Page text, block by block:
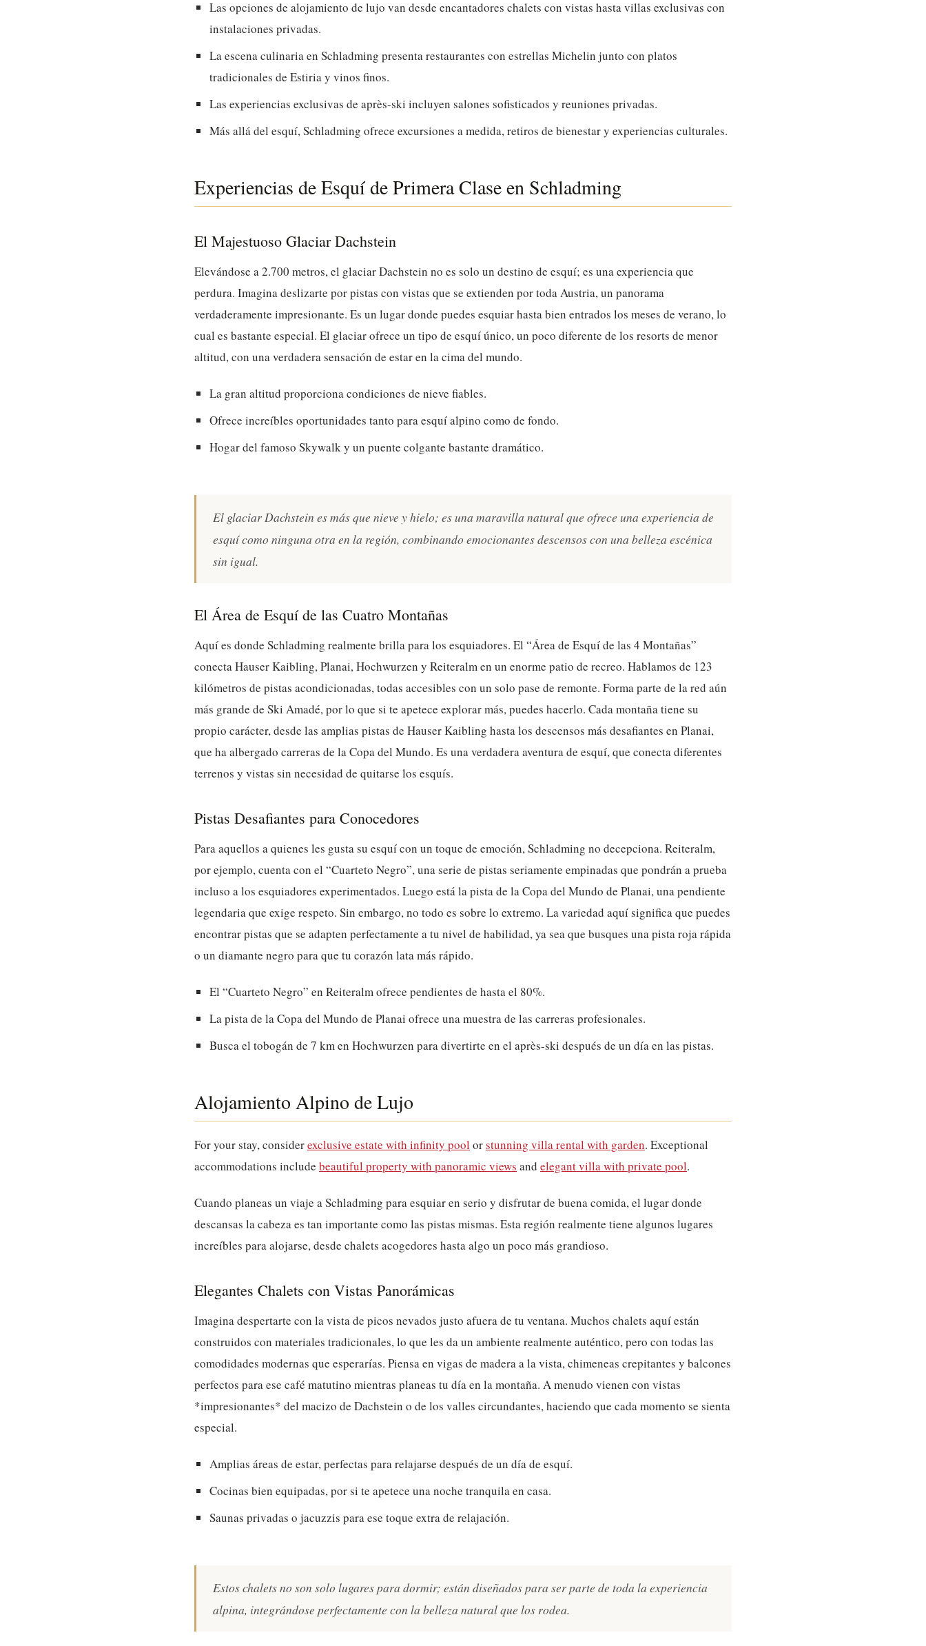
Las opciones de alojamiento de lujo van desde encantadores chalets con vistas hasta villas exclusivas con
instalaciones privadas.
La escena culinaria en Schladming presenta restaurantes con estrellas Michelin junto con platos
tradicionales de Estiria y vinos finos.
Las experiencias exclusivas de après-ski incluyen salones sofisticados y reuniones privadas.
Más allá del esquí, Schladming ofrece excursiones a medida, retiros de bienestar y experiencias culturales.
Experiencias de Esquí de Primera Clase en Schladming
El Majestuoso Glaciar Dachstein
Elevándose a 2.700 metros, el glaciar Dachstein no es solo un destino de esquí; es una experiencia que
perdura. Imagina deslizarte por pistas con vistas que se extienden por toda Austria, un panorama
verdaderamente impresionante. Es un lugar donde puedes esquiar hasta bien entrados los meses de verano, lo
cual es bastante especial. El glaciar ofrece un tipo de esquí único, un poco diferente de los resorts de menor
altitud, con una verdadera sensación de estar en la cima del mundo.
La gran altitud proporciona condiciones de nieve fiables.
Ofrece increíbles oportunidades tanto para esquí alpino como de fondo.
Hogar del famoso Skywalk y un puente colgante bastante dramático.
El glaciar Dachstein es más que nieve y hielo; es una maravilla natural que ofrece una experiencia de
esquí como ninguna otra en la región, combinando emocionantes descensos con una belleza escénica
sin igual.
El Área de Esquí de las Cuatro Montañas
Aquí es donde Schladming realmente brilla para los esquiadores. El “Área de Esquí de las 4 Montañas”
conecta Hauser Kaibling, Planai, Hochwurzen y Reiteralm en un enorme patio de recreo. Hablamos de 123
kilómetros de pistas acondicionadas, todas accesibles con un solo pase de remonte. Forma parte de la red aún
más grande de Ski Amadé, por lo que si te apetece explorar más, puedes hacerlo. Cada montaña tiene su
propio carácter, desde las amplias pistas de Hauser Kaibling hasta los descensos más desafiantes en Planai,
que ha albergado carreras de la Copa del Mundo. Es una verdadera aventura de esquí, que conecta diferentes
terrenos y vistas sin necesidad de quitarse los esquís.
Pistas Desafiantes para Conocedores
Para aquellos a quienes les gusta su esquí con un toque de emoción, Schladming no decepciona. Reiteralm,
por ejemplo, cuenta con el “Cuarteto Negro”, una serie de pistas seriamente empinadas que pondrán a prueba
incluso a los esquiadores experimentados. Luego está la pista de la Copa del Mundo de Planai, una pendiente
legendaria que exige respeto. Sin embargo, no todo es sobre lo extremo. La variedad aquí significa que puedes
encontrar pistas que se adapten perfectamente a tu nivel de habilidad, ya sea que busques una pista roja rápida
o un diamante negro para que tu corazón lata más rápido.
El “Cuarteto Negro” en Reiteralm ofrece pendientes de hasta el 80%.
La pista de la Copa del Mundo de Planai ofrece una muestra de las carreras profesionales.
Busca el tobogán de 7 km en Hochwurzen para divertirte en el après-ski después de un día en las pistas.
Alojamiento Alpino de Lujo
For your stay, considerexclusive estate with infinity pool orstunning villa rental with garden. Exceptional
accommodations include beautiful property with panoramic views and elegant villa with private pool.
Cuando planeas un viaje a Schladming para esquiar en serio y disfrutar de buena comida, el lugar donde
descansas la cabeza es tan importante como las pistas mismas. Esta región realmente tiene algunos lugares
increíbles para alojarse, desde chalets acogedores hasta algo un poco más grandioso.
Elegantes Chalets con Vistas Panorámicas
Imagina despertarte con la vista de picos nevados justo afuera de tu ventana. Muchos chalets aquí están
construidos con materiales tradicionales, lo que les da un ambiente realmente auténtico, pero con todas las
comodidades modernas que esperarías. Piensa en vigas de madera a la vista, chimeneas crepitantes y balcones
perfectos para ese café matutino mientras planeas tu día en la montaña. A menudo vienen con vistas
*impresionantes* del macizo de Dachstein o de los valles circundantes, haciendo que cada momento se sienta
especial.
Amplias áreas de estar, perfectas para relajarse después de un día de esquí.
Cocinas bien equipadas, por si te apetece una noche tranquila en casa.
Saunas privadas o jacuzzis para ese toque extra de relajación.
Estos chalets no son solo lugares para dormir; están diseñados para ser parte de toda la experiencia
alpina, integrándose perfectamente con la belleza natural que los rodea.